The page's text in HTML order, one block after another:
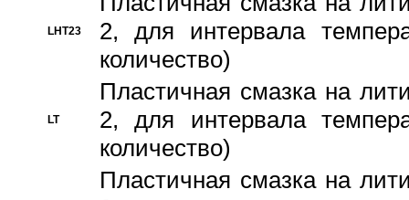
LHT23
2, для интервала
количество)
LT
Пластичная смазка на
2, для интервала
количество)
Пластичная смазка на